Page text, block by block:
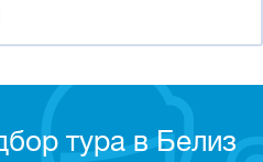
тура в Белиз